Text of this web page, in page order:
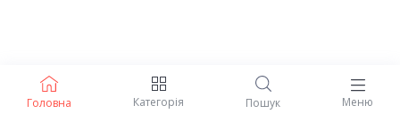
Головна Категорія Пошук Меню